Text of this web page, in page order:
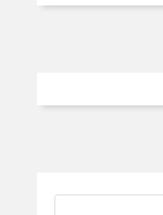
جلسه امور